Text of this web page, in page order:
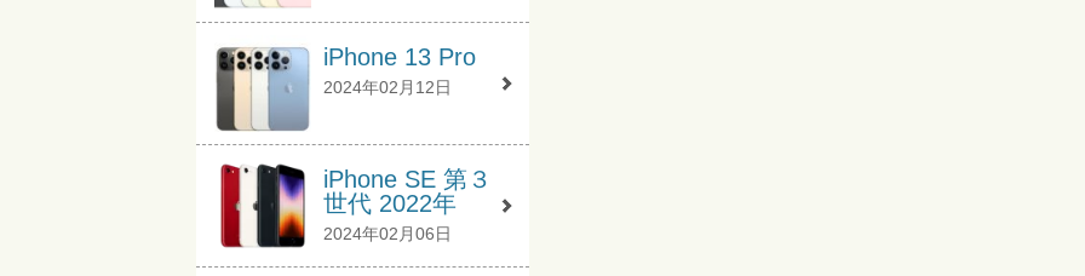
iPhone 13 Pro
2024年02月12日
iPhone SE 第３
世代 2022年
2024年02月06日